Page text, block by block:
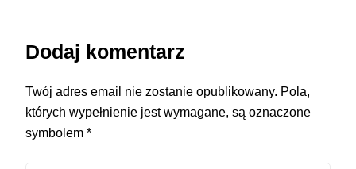
Dodaj komentarz
Twój adres email nie zostanie opublikowany. Pola,
których wypełnienie jest wymagane, są oznaczone
symbolem *